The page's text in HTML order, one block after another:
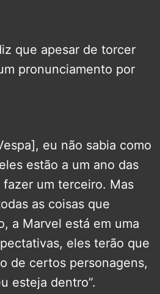
que apesar de torcer
pronunciamento por
eu não sabia como
estão a um ano das
um terceiro. Mas
as coisas que
a Marvel está em uma
eles terão que
de certos personagens,
esteja dentro”.